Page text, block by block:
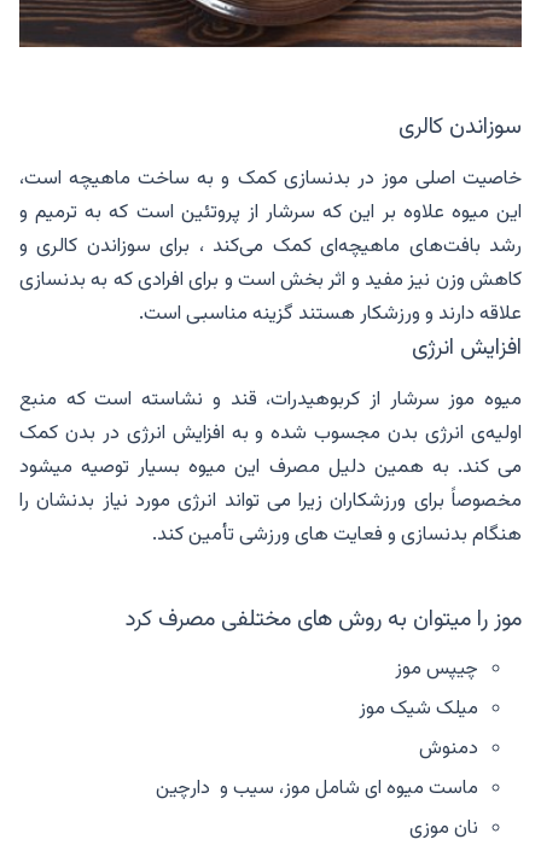
سوزاندن کالری
خاصیت اصلی موز در بدنسازی کمک و به ساخت ماهیچه است،
این میوه علاوه بر این که سرشار از پروتئین است که به ترمیم و
رشد بافت‌های ماهیچه‌ای کمک می‌کند ، برای سوزاندن کالری و
کاهش وزن نیز مفید و اثر بخش است و برای افرادی که به بدنسازی
علاقه دارند و ورزشکار هستند گزینه مناسبی است.
افزایش انرژی
میوه موز سرشار از کربوهیدرات، قند و نشاسته است که منبع
اولیه‌ی انرژی بدن مجسوب شده و به افزایش انرژی در بدن کمک
می کند. به همین دلیل مصرف این میوه بسیار توصیه میشود
مخصوصاً برای ورزشکاران زیرا می تواند انرژی مورد نیاز بدنشان را
هنگام بدنسازی و فعایت های ورزشی تأمین کند.
موز را میتوان به روش های مختلفی مصرف کرد
چیپس موز
میلک شیک موز
دمنوش
ماست میوه ای شامل موز، سیب و دارچین
نان موزی